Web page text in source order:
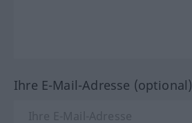
Ihre E-Mail-Adresse (optional)